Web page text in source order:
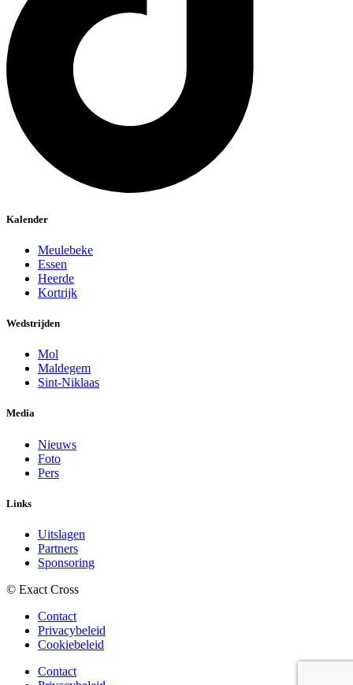
Kalender
Meulebeke
Essen
Heerde
Kortrijk
Wedstrijden
Mol
Maldegem
Sint-Niklaas
Media
Nieuws
Foto
Pers
Links
Uitslagen
Partners
Sponsoring
© Exact Cross
Contact
Privacybeleid
Cookiebeleid
Contact